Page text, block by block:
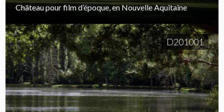
Château pour film d’époque, en Nouvelle Aquitaine
D201001